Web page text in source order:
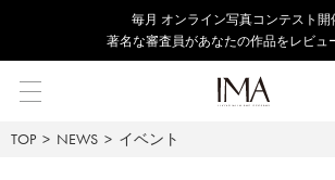
毎⽉ オンライン写真コンテスト開
著名な審査員があなたの作品をレビュ
TOP NEWS イベント